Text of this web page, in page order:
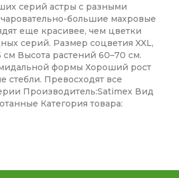
серий астры с разными
большие махровые
еще красивее, чем цветки
серий. Размер соцветия XXL,
см Высота растений 60–70 см.
формы Хороший рост
стебли. Превосходят все
Производитель:Satimex Вид
Категория товара: